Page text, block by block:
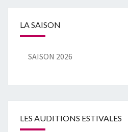
LA SAISON
SAISON 2026
LES AUDITIONS ESTIVALES